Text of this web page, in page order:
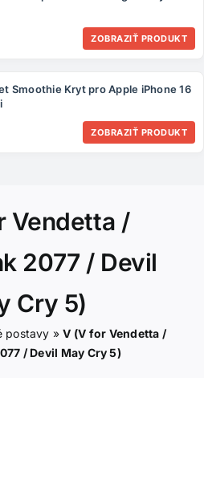
O NÁS
ČLÁNKY
KONTAKT
ZOBRAZIŤ PRODUKT
Smoothie Kryt pro Apple iPhone 16
ZOBRAZIŤ PRODUKT
Vendetta /
2077 / Devil
Cry 5)
postavy »V (V for Vendetta /
/ Devil May Cry 5)